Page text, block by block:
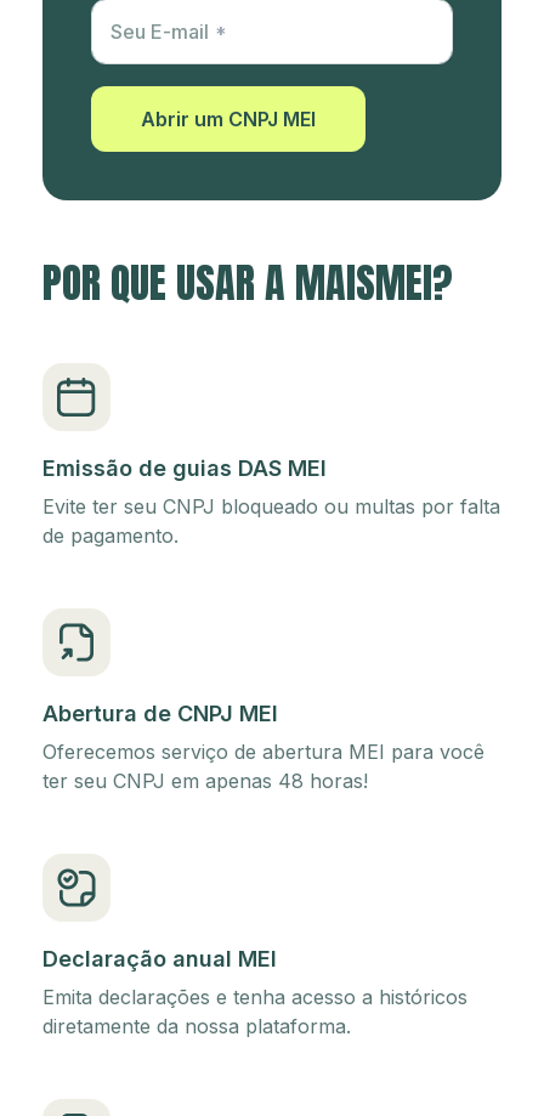
Utm Content
Seu E-mail
Abrir um CNPJ MEI
POR QUE USAR A MAISMEI?
Emissão de guias DAS MEI
Evite ter seu CNPJ bloqueado ou multas por falta
de pagamento.
Abertura de CNPJ MEI
Oferecemos serviço de abertura MEI para você
ter seu CNPJ em apenas 48 horas!
Declaração anual MEI
Emita declarações e tenha acesso a históricos
diretamente da nossa plataforma.